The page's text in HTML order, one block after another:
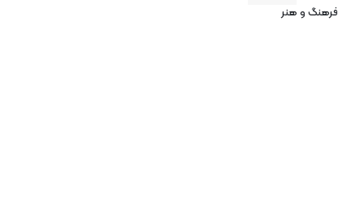
فرهنگ و هنر